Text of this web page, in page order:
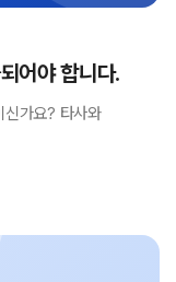
어야 합니다.
신가요? 타사와